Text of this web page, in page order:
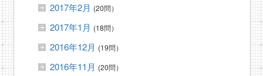
2017年2月 (20問）
2017年1月 (18問）
2016年12月 (19問）
2016年11月 (20問）